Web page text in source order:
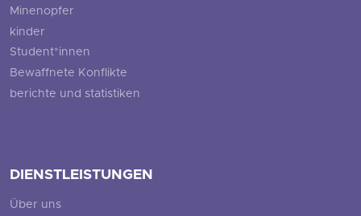
Minenopfer
kinder
Student*innen
Bewaffnete Konflikte
berichte und statistiken
DIENSTLEISTUNGEN
Über uns